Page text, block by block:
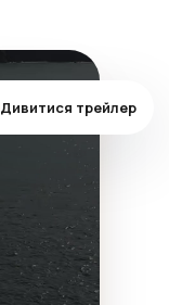
Дивитися трейлер